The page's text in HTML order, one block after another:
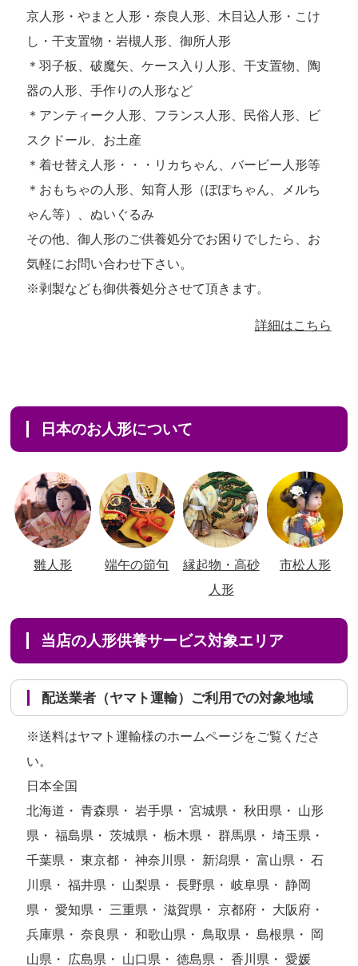
京人形・やまと人形・奈良人形、木目込人形・こけ
し・干支置物・岩槻人形、御所人形
＊羽子板、破魔矢、ケース入り人形、干支置物、陶
器の人形、手作りの人形など
＊アンティーク人形、フランス人形、民俗人形、ビ
スクドール、お土産
＊着せ替え人形・・・リカちゃん、バービー人形等
＊おもちゃの人形、知育人形（ぽぽちゃん、メルち
ゃん等）、ぬいぐるみ
その他、御人形のご供養処分でお困りでしたら、お
気軽にお問い合わせ下さい。
※剥製なども御供養処分させて頂きます。
詳細はこちら
日本のお人形について
雛人形 端午の節句
縁起物・高砂
人形
市松人形
当店の人形供養サービス対象エリア
配送業者（ヤマト運輸）ご利用での対象地域
※送料はヤマト運輸様のホームページをご覧くださ
い。
日本全国
北海道・ 青森県・ 岩手県・ 宮城県・ 秋田県・ 山形
県・ 福島県・ 茨城県・ 栃木県・ 群馬県・ 埼玉県・
千葉県・ 東京都・ 神奈川県・ 新潟県・ 富山県・ 石
川県・ 福井県・ 山梨県・ 長野県・ 岐阜県・ 静岡
県・ 愛知県・ 三重県・ 滋賀県・ 京都府・ 大阪府・
兵庫県・ 奈良県・ 和歌山県・ 鳥取県・ 島根県・ 岡
山県・ 広島県・ 山口県・ 徳島県・ 香川県・ 愛媛